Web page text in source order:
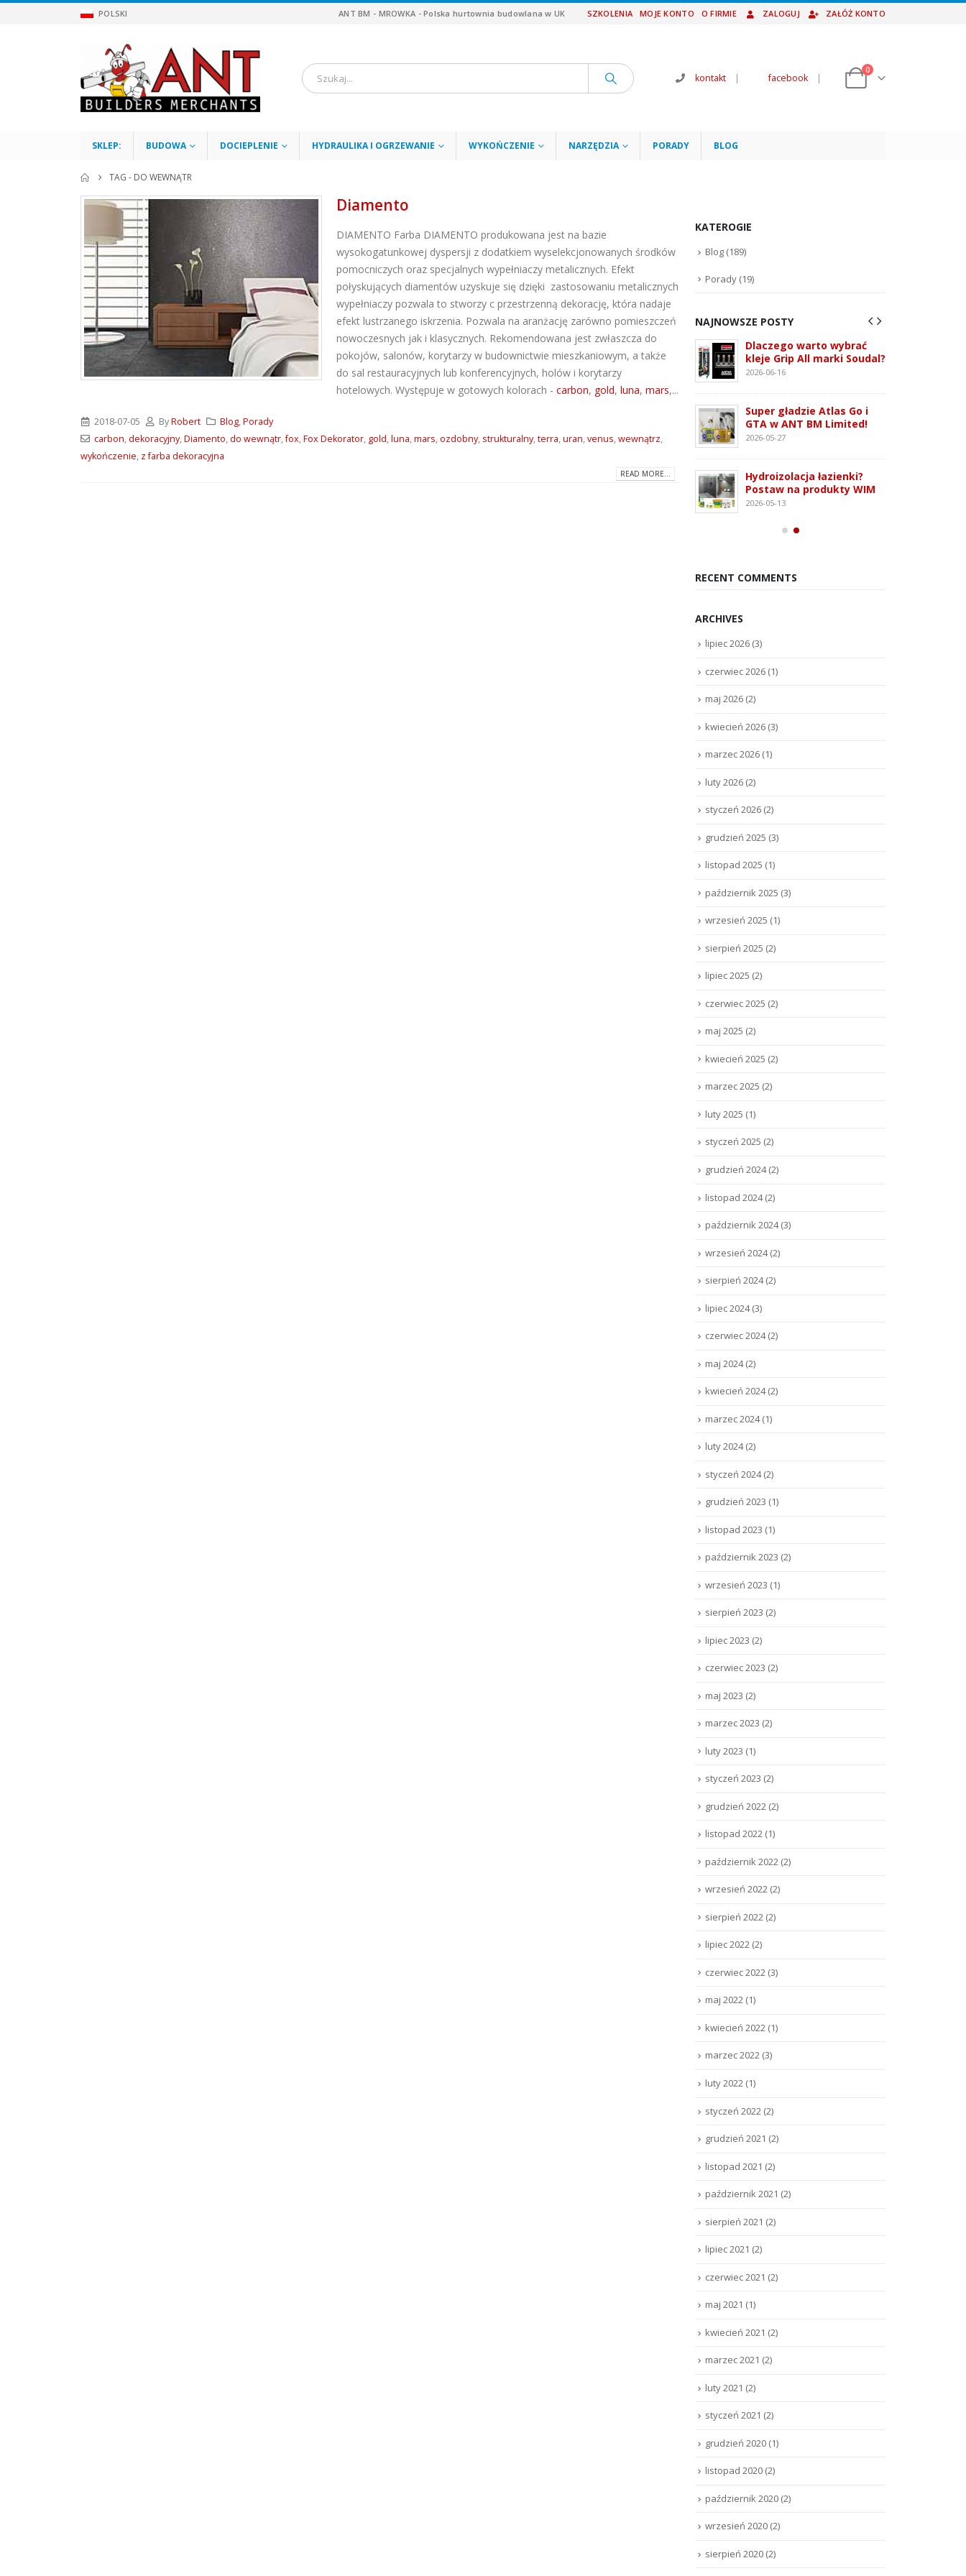
POLSKI ANT BM - MROWKA - Polska hurtownia budowlana w UK SZKOLENIA MOJE KONTO O FIRMIE ZALOGUJ ZAŁÓŻ KONTO
kontakt | facebook |
0
SKLEP: BUDOWA DOCIEPLENIE HYDRAULIKA I OGRZEWANIE WYKOŃCZENIE NARZĘDZIA PORADY BLOG
TAG - DO WEWNĄTR
Diamento
DIAMENTO Farba DIAMENTO produkowana jest na bazie
wysokogatunkowej dyspersji z dodatkiem wyselekcjonowanych środków
pomocniczych oraz specjalnych wypełniaczy metalicznych. Efekt
połyskujących diamentów uzyskuje się dzięki zastosowaniu metalicznych
wypełniaczy pozwala to stworzy c przestrzenną dekorację, która nadaje
efekt lustrzanego iskrzenia. Pozwala na aranżację zarówno pomieszczeń
nowoczesnych jak i klasycznych. Rekomendowana jest zwłaszcza do
pokojów, salonów, korytarzy w budownictwie mieszkaniowym, a także
do sal restauracyjnych lub konferencyjnych, holów i korytarzy
hotelowych. Występuje w gotowych kolorach -carbon, gold,luna,mars,...
2018-07-05 ByRobert Blog,Porady
carbon,dekoracyjny,Diamento,do wewnątr,fox,Fox Dekorator, gold,luna,mars,ozdobny, strukturalny,terra,uran,venus,wewnątrz,
wykończenie, z farba dekoracyjna
READ MORE...
KATEROGIE
Blog (189)
Porady (19)
NAJNOWSZE POSTY
ATLAS M-SYSTEM 3G –
nowoczesny system
montażu płyt G-K i OSB
Wkręty farmerskie WFD –
rodzaje i zastosowanie
2026-07-27
Dlaczego warto wybrać
kleje Grip All marki Soudal?
2026-06-16
2026-05-27
ATLAS M-SYSTEM 3G –
nowoczesny system
montażu płyt G-K i OSB
2026-07-31
rodzaje i zastosowanie
Dlaczego warto wybrać
kleje Grip All marki Soudal?
2026-06-16
Super gładzie Atlas Go i
GTA w ANT BM Limited!
2026-05-27
Hydroizolacja łazienki?
Postaw na produkty WIM
2026-05-13
RECENT COMMENTS
ARCHIVES
lipiec 2026 (3)
czerwiec 2026 (1)
maj 2026 (2)
kwiecień 2026 (3)
marzec 2026 (1)
luty 2026 (2)
styczeń 2026 (2)
grudzień 2025 (3)
listopad 2025 (1)
październik 2025 (3)
wrzesień 2025 (1)
sierpień 2025 (2)
lipiec 2025 (2)
czerwiec 2025 (2)
maj 2025 (2)
kwiecień 2025 (2)
marzec 2025 (2)
luty 2025 (1)
styczeń 2025 (2)
grudzień 2024(2)
listopad 2024(2)
październik 2024(3)
wrzesień 2024(2)
sierpień 2024(2)
lipiec 2024(3)
czerwiec 2024(2)
maj 2024(2)
kwiecień 2024(2)
marzec 2024(1)
luty 2024(2)
styczeń 2024(2)
grudzień 2023 (1)
listopad 2023 (1)
październik 2023 (2)
wrzesień 2023 (1)
sierpień 2023 (2)
lipiec 2023 (2)
czerwiec 2023 (2)
maj 2023 (2)
marzec 2023 (2)
luty 2023 (1)
styczeń 2023 (2)
grudzień 2022 (2)
listopad 2022 (1)
październik 2022 (2)
wrzesień 2022 (2)
sierpień 2022 (2)
lipiec 2022 (2)
czerwiec 2022 (3)
maj 2022 (1)
kwiecień 2022 (1)
marzec 2022 (3)
luty 2022 (1)
styczeń 2022 (2)
grudzień 2021 (2)
listopad 2021 (2)
październik 2021 (2)
sierpień 2021 (2)
lipiec 2021 (2)
czerwiec 2021 (2)
maj 2021 (1)
kwiecień 2021 (2)
marzec 2021 (2)
luty 2021 (2)
styczeń 2021 (2)
grudzień 2020 (1)
listopad 2020 (2)
październik 2020 (2)
wrzesień 2020 (2)
sierpień 2020 (2)